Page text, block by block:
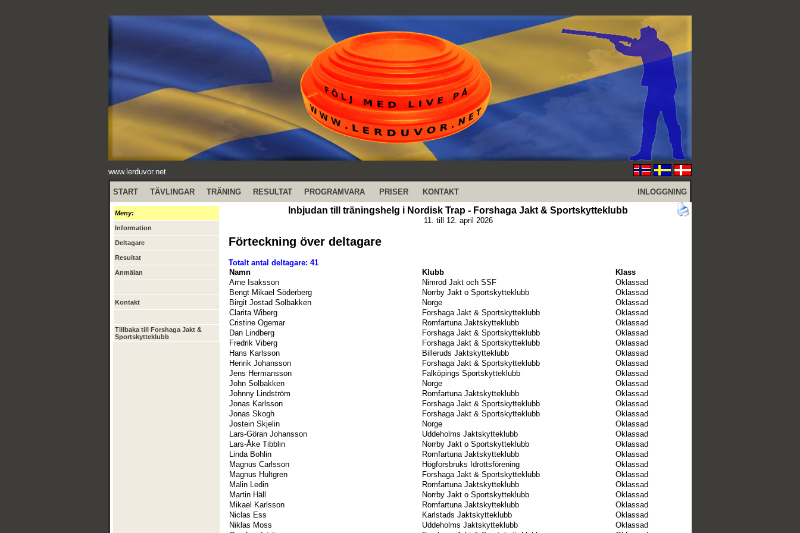
www.lerduvor.net
START TÄVLINGAR TRÄNING RESULTAT PROGRAMVARA PRISER KONTAKT INLOGGNING
Meny:
Information
Deltagare
Resultat
Anmälan
Kontakt
Tillbaka till Forshaga Jakt &
Sportskytteklubb
Inbjudan till träningshelg i Nordisk Trap - Forshaga Jakt & Sportskytteklubb
11. till 12. april 2026
Förteckning över deltagare
Totalt antal deltagare: 41
Namn
Klubb
Klass
Arne Isaksson
Nimrod Jakt och SSF
Oklassad
Bengt Mikael Söderberg
Norrby Jakt o Sportskytteklubb
Oklassad
Birgit Jostad Solbakken
Norge
Oklassad
Clarita Wiberg
Forshaga Jakt & Sportskytteklubb
Oklassad
Cristine Ogemar
Romfartuna Jaktskytteklubb
Oklassad
Dan Lindberg
Forshaga Jakt & Sportskytteklubb
Oklassad
Fredrik Viberg
Forshaga Jakt & Sportskytteklubb
Oklassad
Hans Karlsson
Billeruds Jaktskytteklubb
Oklassad
Henrik Johansson
Forshaga Jakt & Sportskytteklubb
Oklassad
Jens Hermansson
Falköpings Sportskytteklubb
Oklassad
John Solbakken
Norge
Oklassad
Johnny Lindström
Romfartuna Jaktskytteklubb
Oklassad
Jonas Karlsson
Forshaga Jakt & Sportskytteklubb
Oklassad
Jonas Skogh
Forshaga Jakt & Sportskytteklubb
Oklassad
Jostein Skjelin
Norge
Oklassad
Lars-Göran Johansson
Uddeholms Jaktskytteklubb
Oklassad
Lars-Åke Tibblin
Norrby Jakt o Sportskytteklubb
Oklassad
Linda Bohlin
Romfartuna Jaktskytteklubb
Oklassad
Magnus Carlsson
Högforsbruks Idrottsförening
Oklassad
Magnus Hultgren
Forshaga Jakt & Sportskytteklubb
Oklassad
Malin Ledin
Romfartuna Jaktskytteklubb
Oklassad
Martin Häll
Norrby Jakt o Sportskytteklubb
Oklassad
Mikael Karlsson
Romfartuna Jaktskytteklubb
Oklassad
Niclas Ess
Karlstads Jaktskytteklubb
Oklassad
Niklas Moss
Uddeholms Jaktskytteklubb
Oklassad